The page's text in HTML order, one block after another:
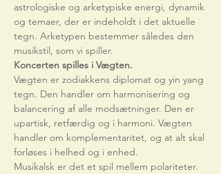
astrologiske og arketypiske energi, dynamik
og temaer, der er indeholdt i det aktuelle
tegn. Arketypen bestemmer således den
musikstil, som vi spiller.
Koncerten spilles i Vægten.
Vægten er zodiakkens diplomat og yin yang
tegn. Den handler om harmonisering og
balancering af alle modsætninger. Den er
upartisk, retfærdig og i harmoni. Vægten
handler om komplementaritet, og at alt skal
forløses i helhed og i enhed.
Musikalsk er det et spil mellem polariteter.